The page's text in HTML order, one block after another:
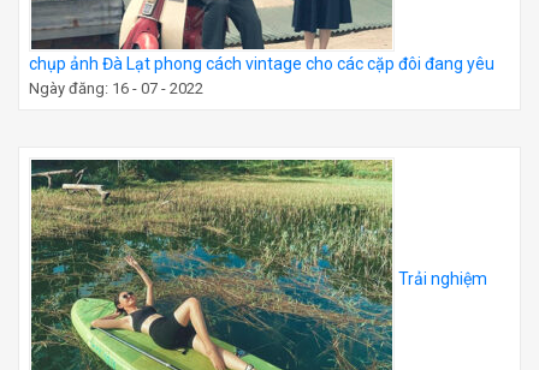
chụp ảnh Đà Lạt phong cách vintage cho các cặp đôi đang yêu
Ngày đăng: 16 - 07 - 2022
Trải nghiệm